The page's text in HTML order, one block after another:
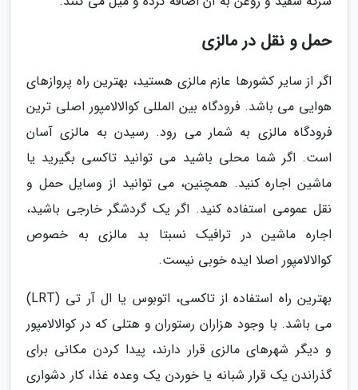
حمل و نقل در مالزی
اگر از سایر کشورها عازم مالزی هستید، بهترین راه پروازهای
هوایی می باشد. فرودگاه بین المللی کوالالامپور اصلی ترین
فرودگاه مالزی به شمار می رود. رسیدن به مالزی آسان
است. اگر شما محلی باشید می توانید تاکسی بگیرید یا
ماشین اجاره کنید. همچنین، می توانید از وسایل حمل و
نقل عمومی استفاده کنید. اگر یک گردشگر خارجی باشید،
اجاره ماشین در ترافیک نسبتا بد مالزی به خصوص
کوالالامپور اصلا ایده خوبی نیست.
بهترین راه استفاده از تاکسی، اتوبوس یا ال آر تی (LRT)
می باشد. با وجود هزاران رستوران و هتلی که در کوالالامپور
و دیگر شهرهای مالزی قرار دارند، پیدا کردن مکانی برای
گذراندن یک قرار شبانه یا خوردن یک وعده غذا، کار دشواری